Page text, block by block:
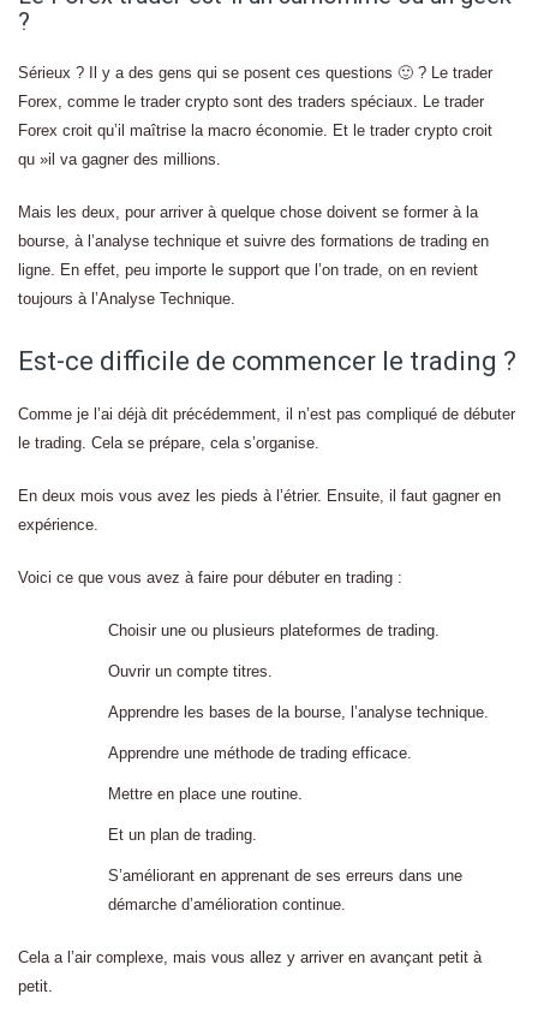
?
Sérieux ? Il y a des gens qui se posent ces questions 🙂 ? Le trader
Forex, comme le trader crypto sont des traders spéciaux. Le trader
Forex croit qu’il maîtrise la macro économie. Et le trader crypto croit
qu »il va gagner des millions.
Mais les deux, pour arriver à quelque chose doivent se former à la
bourse, à l’analyse technique et suivre des formations de trading en
ligne. En effet, peu importe le support que l’on trade, on en revient
toujours à l’Analyse Technique.
Est-ce difficile de commencer le trading ?
Comme je l’ai déjà dit précédemment, il n’est pas compliqué de débuter
le trading. Cela se prépare, cela s’organise.
En deux mois vous avez les pieds à l’étrier. Ensuite, il faut gagner en
expérience.
Voici ce que vous avez à faire pour débuter en trading :
Choisir une ou plusieurs plateformes de trading.
Ouvrir un compte titres.
Apprendre les bases de la bourse, l’analyse technique.
Apprendre une méthode de trading efficace.
Mettre en place une routine.
Et un plan de trading.
S’améliorant en apprenant de ses erreurs dans une
démarche d’amélioration continue.
Cela a l’air complexe, mais vous allez y arriver en avançant petit à
petit.